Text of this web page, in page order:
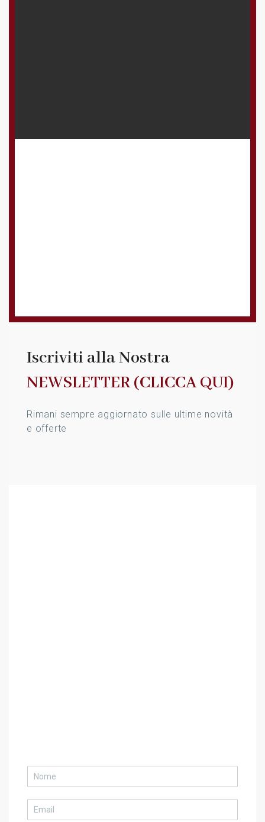
Iscriviti alla Nostra
NEWSLETTER (CLICCA QUI)
Rimani sempre aggiornato sulle ultime novità
e offerte